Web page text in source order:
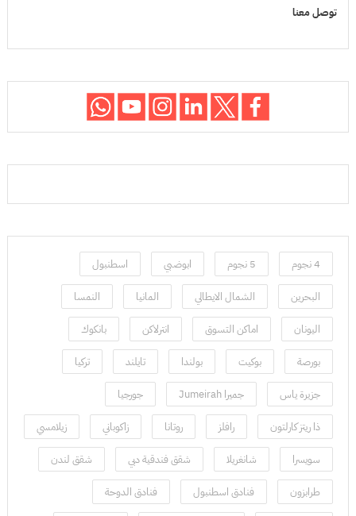
توصل معنا
4 نجوم 5 نجوم ابوضبي اسطنبول
البحرين الشمال الايطالي المانيا النمسا
اليونان اماكن التسوق انترلاكن بانكوك
بورصة بوكيت بولندا تايلند تركيا
جزيرة ياس جميرا Jumeirah جورجيا
ذا ريتز كارلتون رافلز روتانا زاكوباني زيلامسي
سويسرا شانغريلا شقق فندقية دبي شقق لندن
طرابزون فنادق اسطنبول فنادق الدوحة